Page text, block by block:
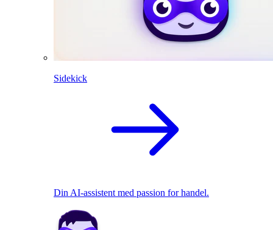
Sidekick
Din AI-assistent med passion for handel.